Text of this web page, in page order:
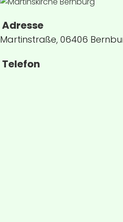
Adresse
Martinstraße, 06406
Telefon